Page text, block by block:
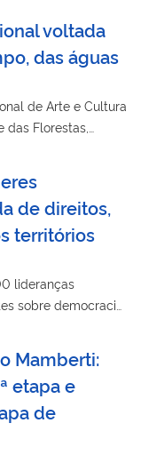
voltada
das águas
de Arte e Cultura
das Florestas,
Nacional
promoção das
de direitos,
territórios
lideranças
sobre democracia,
Mamberti:
etapa e
de